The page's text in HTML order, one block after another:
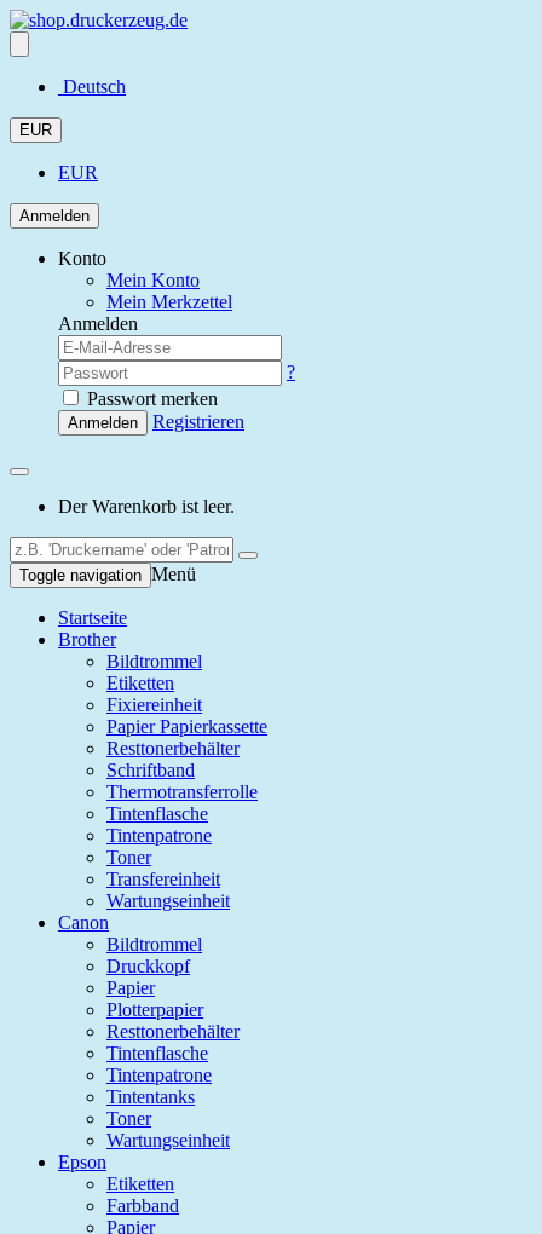
Deutsch
EUR
EUR
Anmelden
Konto
Mein Konto
Mein Merkzettel
Anmelden
?
Passwort merken
Anmelden Registrieren
Der Warenkorb ist leer.
Toggle navigation Menü
Startseite
Brother
Bildtrommel
Etiketten
Fixiereinheit
Papier Papierkassette
Resttonerbehälter
Schriftband
Thermotransferrolle
Tintenflasche
Tintenpatrone
Toner
Transfereinheit
Wartungseinheit
Canon
Bildtrommel
Druckkopf
Papier
Plotterpapier
Resttonerbehälter
Tintenflasche
Tintenpatrone
Tintentanks
Toner
Wartungseinheit
Epson
Etiketten
Farbband
Papier